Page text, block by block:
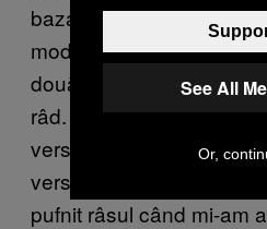
bazam pe Ian, el mai
modificările. I-am citit
două zile și are niște
râd. Îmi amintesc cum
versuri în perioada de
versuri scrisesem
pufnit râsul când mi-am
See All
Or,